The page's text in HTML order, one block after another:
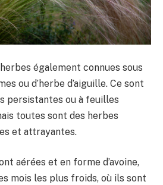
également connues sous
ou d’herbe d’aiguille. Ce sont
persistantes ou à feuilles
toutes sont des herbes
et attrayantes.
aérées et en forme d’avoine,
mois les plus froids, où ils sont